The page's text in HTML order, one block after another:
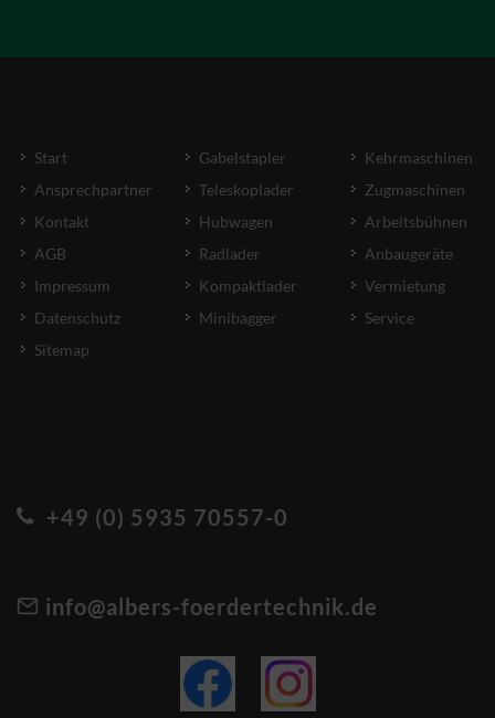
Start
Ansprechpartner
Kontakt
AGB
Impressum
Datenschutz
Sitemap
Gabelstapler
Teleskoplader
Hubwagen
Radlader
Kompaktlader
Minibagger
Kehrmaschinen
Zugmaschinen
Arbeitsbühnen
Anbaugeräte
Vermietung
Service
+49 (0) 5935 70557-0
info@albers-foerdertechnik.de